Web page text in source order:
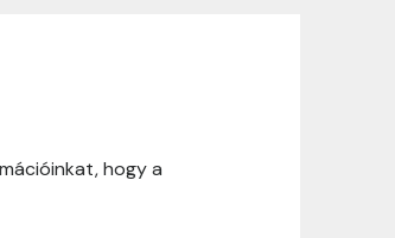
hogy a